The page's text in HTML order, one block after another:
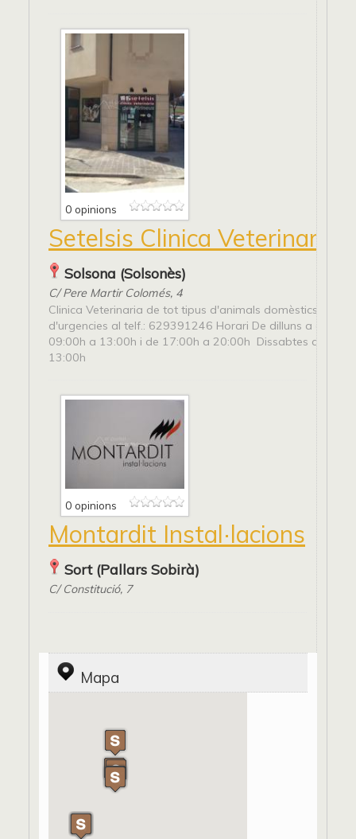
0 opinions
Setelsis Clinica Veterinaria
Solsona (Solsonès)
C/ Pere Martir Colomés, 4
Clinica Veterinaria de tot tipus d'animals domèstics i de
d'urgencies al telf.: 629391246 Horari De dilluns a
09:00h a 13:00h i de 17:00h a 20:00h Dissabtes de
13:00h
0 opinions
Montardit Instal·lacions
Sort (Pallars Sobirà)
C/ Constitució, 7
Mapa